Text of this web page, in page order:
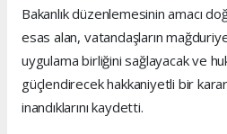
Bakanlık düzenlemesinin amacı
esas alan, vatandaşların
uygulama birliğini sağlayacak ve
güçlendirecek hakkaniyetli bir
inandıklarını kaydetti.